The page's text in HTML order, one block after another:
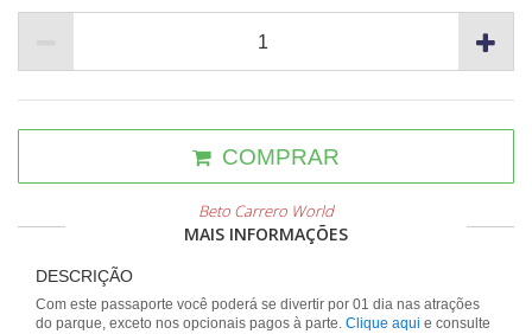
COMPRAR
Beto Carrero World
MAIS INFORMAÇÕES
DESCRIÇÃO
Com este passaporte você poderá se divertir por 01 dia nas atrações
do parque, exceto nos opcionais pagos à parte. Clique aqui e consulte